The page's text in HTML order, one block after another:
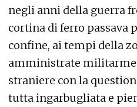
negli anni della guerra
cortina di ferro passava
confine, ai tempi della
amministrate
straniere con la
tutta ingarbugliata e